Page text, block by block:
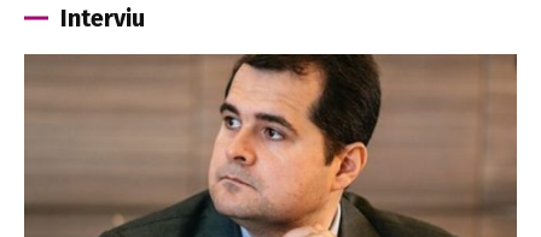
Interviu